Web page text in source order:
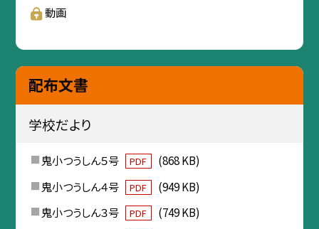
動画
配布文書
学校だより
鬼小つうしん５号 PDF
(868 KB)
鬼小つうしん４号
PDF
(949 KB)
鬼小つうしん３号
PDF
(749 KB)